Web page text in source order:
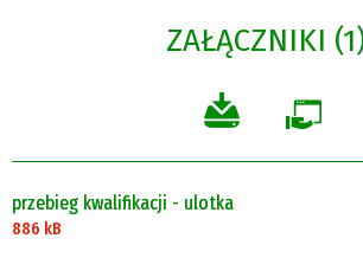
ZAŁĄCZNIKI
przebieg kwalifikacji - ulotka
886 kB